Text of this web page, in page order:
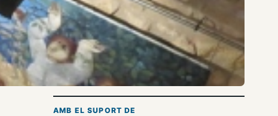
AMB EL SUPORT DE